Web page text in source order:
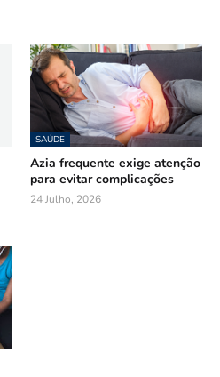
SAÚDE
Azia frequente exige atenção
para evitar complicações
24 Julho, 2026